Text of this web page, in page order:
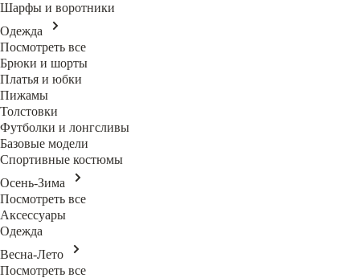
Шарфы и воротники
Одежда
Посмотреть все
Брюки и шорты
Платья и юбки
Пижамы
Толстовки
Футболки и лонгсливы
Базовые модели
Спортивные костюмы
Осень-Зима
Посмотреть все
Аксессуары
Одежда
Весна-Лето
Посмотреть все